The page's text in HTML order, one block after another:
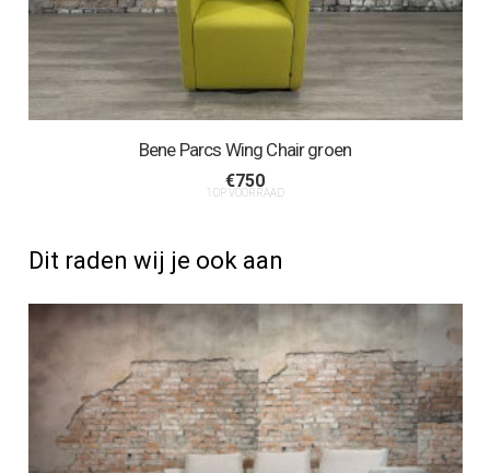
Bene Parcs Wing Chair groen
€750
1 OP VOORRAAD
Dit raden wij je ook aan